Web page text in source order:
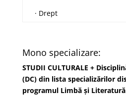
· Drept
Mono specializare:
STUDII CULTURALE +
(DC) din lista specializărilor
programul Limbă și